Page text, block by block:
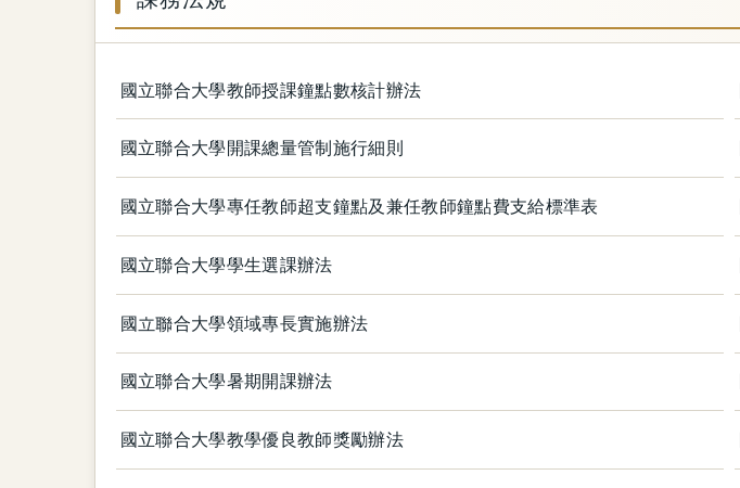
國立聯合大學教師授課鐘點數核計辦法
國立聯合大學開課總量管制施行細則
國立聯合大學專任教師超支鐘點及兼任教師鐘點費支給標準表
國立聯合大學學生選課辦法
國立聯合大學領域專長實施辦法
國立聯合大學暑期開課辦法
國立聯合大學教學優良教師獎勵辦法